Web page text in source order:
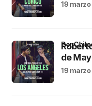
19
de
por
19